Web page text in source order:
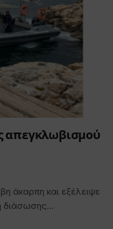
απεγκλωβισμού
άκαρπη και εξέλειψε
διάσωσης…